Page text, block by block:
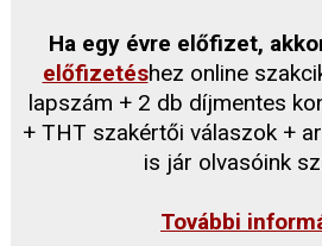
Ha egy évre előfizet,
előfizetéshez online
lapszám + 2 db díjmentes
+ THT szakértői válaszok +
is jár olvasóink
További